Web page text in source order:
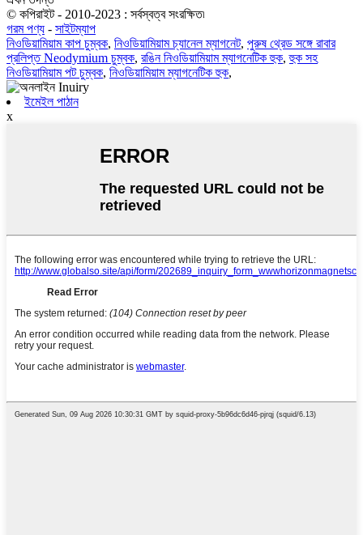
© কপিরাইট - 2010-2023 : সর্বস্বত্ব সংরক্ষিত৷
গরম পণ্য - সাইটম্যাপ
নিওডিয়ামিয়াম কাপ চুম্বক, নিওডিয়ামিয়াম চ্যানেল ম্যাগনেট, পুরুষ থ্রেড সঙ্গে রাবার
প্রলিপ্ত Neodymium চুম্বক, রঙিন নিওডিয়ামিয়াম ম্যাগনেটিক হুক,হুক সহ
নিওডিয়ামিয়াম পট চুম্বক, নিওডিয়ামিয়াম ম্যাগনেটিক হুক,
ইমেইল পাঠান
x